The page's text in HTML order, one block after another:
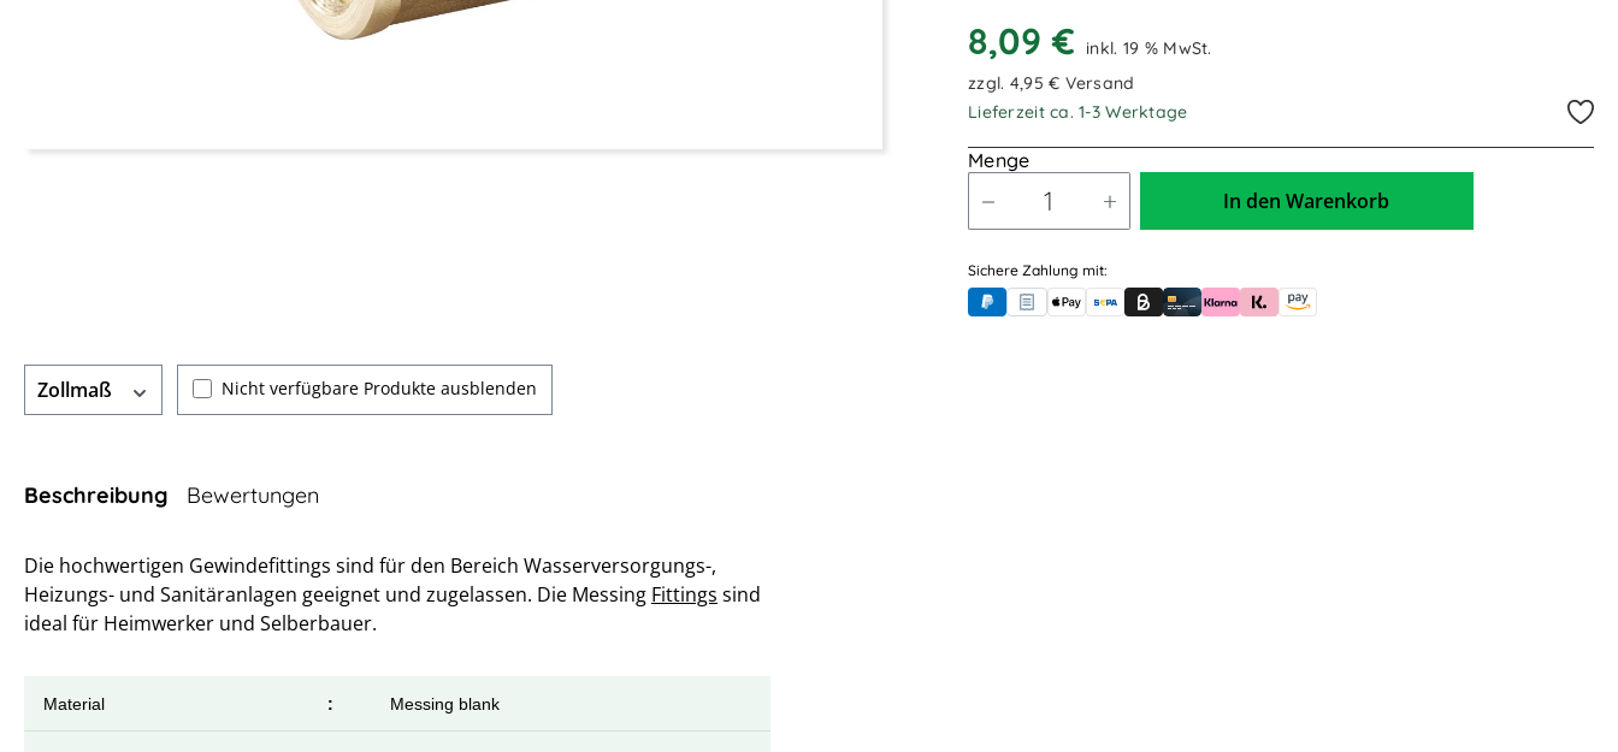
8,09 €
inkl. 19 % MwSt.
zzgl. 4,95 € Versand
Lieferzeit ca. 1-3 Werktage
Menge
In den Warenkorb
Sichere Zahlung mit:
PayPalRechnungskauf (für Behörden)
Apple PayBanküberweisung (vorab)
Rechnungskauf (Billie)
Kreditkarte
Rechnung oder Ratenkauf (Klarna)
Sofortüberweisung (Klarna)
Amazon Pay
Zollmaß Nicht verfügbare Produkte ausblenden
Beschreibung Bewertungen
Die hochwertigen Gewindefittings sind für den Bereich Wasserversorgungs-,
Heizungs- und Sanitäranlagen geeignet und zugelassen. Die Messing Fittings sind
ideal für Heimwerker und Selberbauer.
Material : Messing blank